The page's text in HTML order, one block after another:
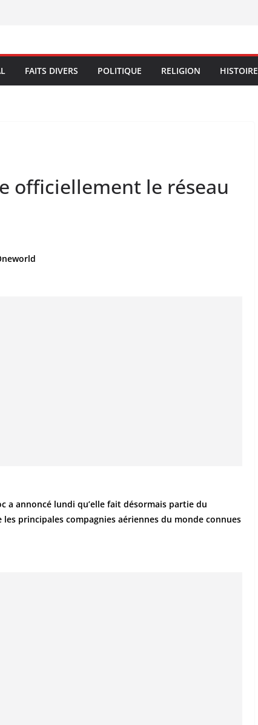
FAITS DIVERS POLITIQUE RELIGION HISTOIRE
officiellement le réseau
a annoncé lundi qu’elle fait désormais partie du
principales compagnies aériennes du monde connues